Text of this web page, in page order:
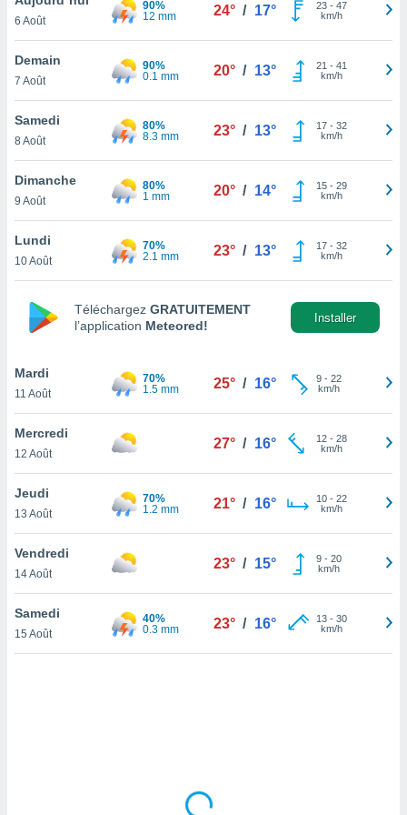
et
»,
au
vous
qu'ils
ou
le
ainsi
un
la
du
votre
à
en
le
6 Août
90%
12 mm
24° / 17° 23- 47
km/h
Demain
7 Août
90%
0.1 mm
20° / 13° 21 - 41
km/h
Samedi
8 Août
80%
8.3 mm
23° / 13° 17- 32
km/h
Dimanche
9 Août
80%
1 mm
20° / 14° 15- 29
km/h
Lundi
10 Août
70%
2.1 mm
23° / 13° 17- 32
km/h
Téléchargez GRATUITEMENT
l’application Meteored!
Installer
Mardi
11 Août
70%
1.5 mm
25° / 16° 9- 22
km/h
Mercredi
12 Août
27° / 16° 12- 28
km/h
Jeudi
13 Août
70%
1.2 mm
21° / 16° 10- 22
km/h
Vendredi
14 Août
23° / 15° 9- 20
km/h
Samedi
15 Août
40%
0.3 mm
23° / 16° 13- 30
km/h